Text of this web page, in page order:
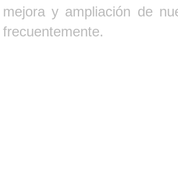
mejora y ampliación de
frecuentemente.